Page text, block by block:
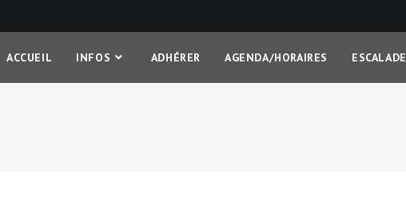
ACCUEIL INFOS ADHÉRER AGENDA/HORAIRES ESCALADE